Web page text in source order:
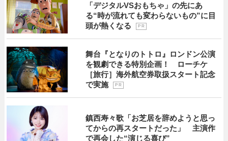
「デジタルVSおもちゃ」の先にあ
る“時が流れても変わらないもの”に目
頭が熱くなる
P R
舞台『となりのトトロ』ロンドン公演
を観劇できる特別企画！ ローチケ
［旅行］海外航空券取扱スタート記念
で実施
P R
鎮西寿々歌「お芝居を辞めようと思っ
てからの再スタートだった」 主演作
で再会した“演じる喜び”